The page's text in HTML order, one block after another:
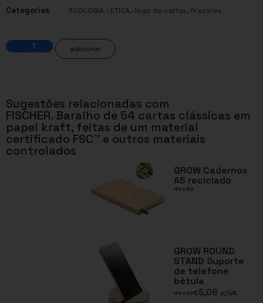
Categorias
ECOLOGIA - ÉTICA,Jogo de cartas, Prazeres
adicionar
Sugestões relacionadas com
FISCHER. Baralho de 54 cartas clássicas em
papel kraft, feitas de um material
certificado FSC™ e outros materiais
controlados
GROW Cadernos
A5 reciclado
desde
GROW ROUND
STAND Suporte
de telefone
bétula
desde€5,08 s/IVA